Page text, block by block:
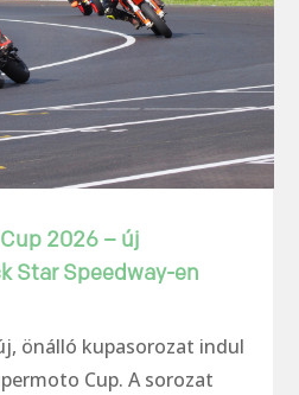
2026 – új
Star Speedway-en
önálló kupasorozat indul
Cup. A sorozat